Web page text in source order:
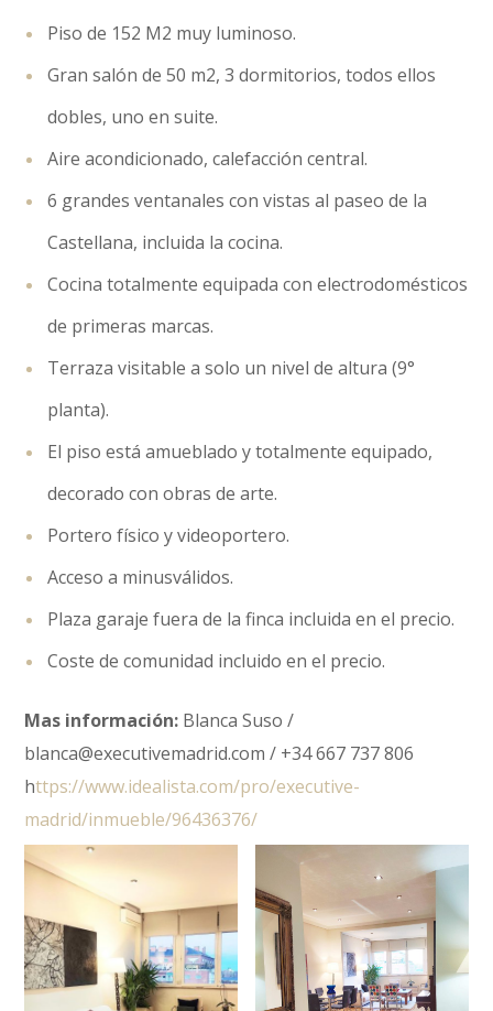
Piso de 152 M2 muy luminoso.
Gran salón de 50 m2, 3 dormitorios, todos ellos
dobles, uno en suite.
Aire acondicionado, calefacción central.
6 grandes ventanales con vistas al paseo de la
Castellana, incluida la cocina.
Cocina totalmente equipada con electrodomésticos
de primeras marcas.
Terraza visitable a solo un nivel de altura (9°
planta).
El piso está amueblado y totalmente equipado,
decorado con obras de arte.
Portero físico y videoportero.
Acceso a minusválidos.
Plaza garaje fuera de la finca incluida en el precio.
Coste de comunidad incluido en el precio.
Mas información: Blanca Suso /
blanca@executivemadrid.com / +34 667 737 806
https://www.idealista.com/pro/executive-
madrid/inmueble/96436376/